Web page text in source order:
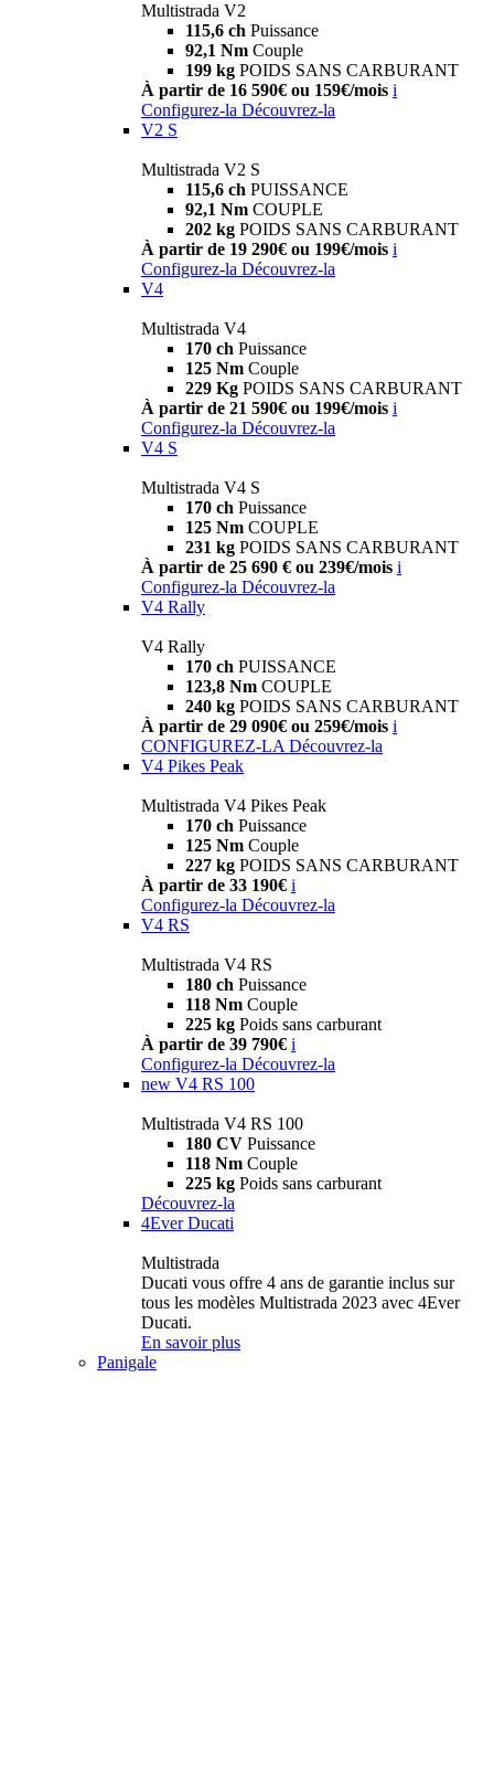
Multistrada V2
115,6 ch Puissance
92,1 Nm Couple
199 kg POIDS SANS CARBURANT
À partir de 16 590€ ou 159€/mois i
Configurez-la Découvrez-la
V2 S
Multistrada V2 S
115,6 ch PUISSANCE
92,1 Nm COUPLE
202 kg POIDS SANS CARBURANT
À partir de 19 290€ ou 199€/mois i
Configurez-la Découvrez-la
V4
Multistrada V4
170 ch Puissance
125 Nm Couple
229 Kg POIDS SANS CARBURANT
À partir de 21 590€ ou 199€/mois i
Configurez-la Découvrez-la
V4 S
Multistrada V4 S
170 ch Puissance
125 Nm COUPLE
231 kg POIDS SANS CARBURANT
À partir de 25 690 € ou 239€/mois i
Configurez-la Découvrez-la
V4 Rally
V4 Rally
170 ch PUISSANCE
123,8 Nm COUPLE
240 kg POIDS SANS CARBURANT
À partir de 29 090€ ou 259€/mois i
CONFIGUREZ-LA Découvrez-la
V4 Pikes Peak
Multistrada V4 Pikes Peak
170 ch Puissance
125 Nm Couple
227 kg POIDS SANS CARBURANT
À partir de 33 190€ i
Configurez-la Découvrez-la
V4 RS
Multistrada V4 RS
180 ch Puissance
118 Nm Couple
225 kg Poids sans carburant
À partir de 39 790€ i
Configurez-la Découvrez-la
new V4 RS 100
Multistrada V4 RS 100
180 CV Puissance
118 Nm Couple
225 kg Poids sans carburant
Découvrez-la
4Ever Ducati
Multistrada
Ducati vous offre 4 ans de garantie inclus sur
tous les modèles Multistrada 2023 avec 4Ever
Ducati.
En savoir plus
Panigale